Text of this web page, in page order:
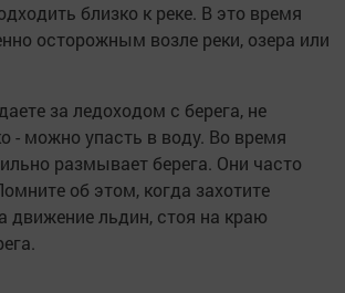
близко к реке. В это время
осторожным возле реки, озера или
за ледоходом с берега, не
- можно упасть в воду. Во время
размывает берега. Они часто
об этом, когда захотите
движение льдин, стоя на краю